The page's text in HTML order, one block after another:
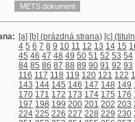
47 48 49 50 51 52
85 86 87 88 89 90 91
116 117 118 119 120 121 122 123 124
144 145 146 147 148 149 150 151
170 171 172 173 174 175 176 177 178
198 199 200 201 202 203 204 205
225 226 227 228 229 230 231 232
252 253 254 255 256 257 258 259
279 280 281 282 283 284 285 286
306 307 308 309 310 311 312 313
333 334 335 336 337 338 339 340
359 360 361 362 363 364 365 366
386 387 388 389 390 391 392 393
413 414 415 416 417 418 419 420